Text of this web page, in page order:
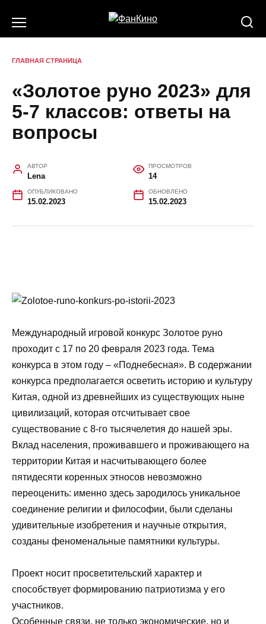
ГЛАВНАЯ СТРАНИЦА
«Золотое руно 2023» для
5-7 классов: ответы на
вопросы
АВТОР
Lena
ПРОСМОТРОВ
14
ОПУБЛИКОВАНО
15.02.2023
ОБНОВЛЕНО
15.02.2023
Международный игровой конкурс Золотое руно
проходит с 17 по 20 февраля 2023 года. Тема
конкурса в этом году – «Поднебесная». В содержании
конкурса предполагается осветить историю и культуру
Китая, одной из древнейших из существующих ныне
цивилизаций, которая отсчитывает свое
существование с 8-го тысячелетия до нашей эры.
Вклад населения, проживавшего и проживающего на
территории Китая и насчитывающего более
пятидесяти коренных этносов невозможно
переоценить: именно здесь зародилось уникальное
соединение религии и философии, были сделаны
удивительные изобретения и научные открытия,
созданы феноменальные памятники культуры.
Проект носит просветительский характер и
способствует формированию патриотизма у его
участников.
Особенные связи, не только экономические, но и